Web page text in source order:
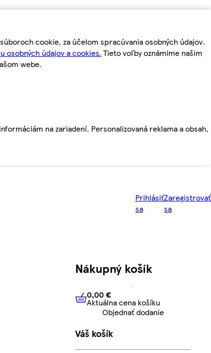
cookie, za účelom spracúvania osobných údajov.
osobných údajov a cookies. Tieto voľby oznámime našim
webe.
na zariadení. Personalizovaná reklama a obsah,
Prihlásiť
sa
Zaregistrovať
sa
Nákupný košík
0,00 € Aktuálna cena košíku
0,00 €
Aktuálna cena košíku
Objednať dodanie
Váš košík